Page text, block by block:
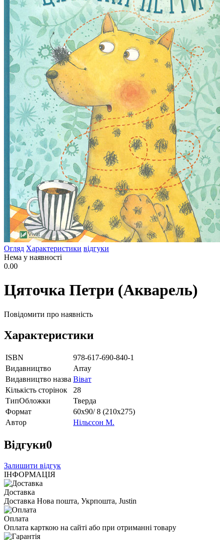
Огляд Характеристики відгуки
Нема у наявності
0.00
Цяточка Петри (Акварель)
Повідомити про наявність
Характеристики
ISBN
978-617-690-840-1
Видавництво
Array
Видавництво назва Віват
Кількість сторінок
28
ТипОбложки
Тверда
Формат
60х90/ 8 (210х275)
Автор
Нільссон М.
Відгуки0
Залишити відгук
ІНФОРМАЦІЯ
Доставка
Доставка Нова пошта, Укрпошта, Justin
Оплата
Оплата карткою на сайті або при отриманні товару